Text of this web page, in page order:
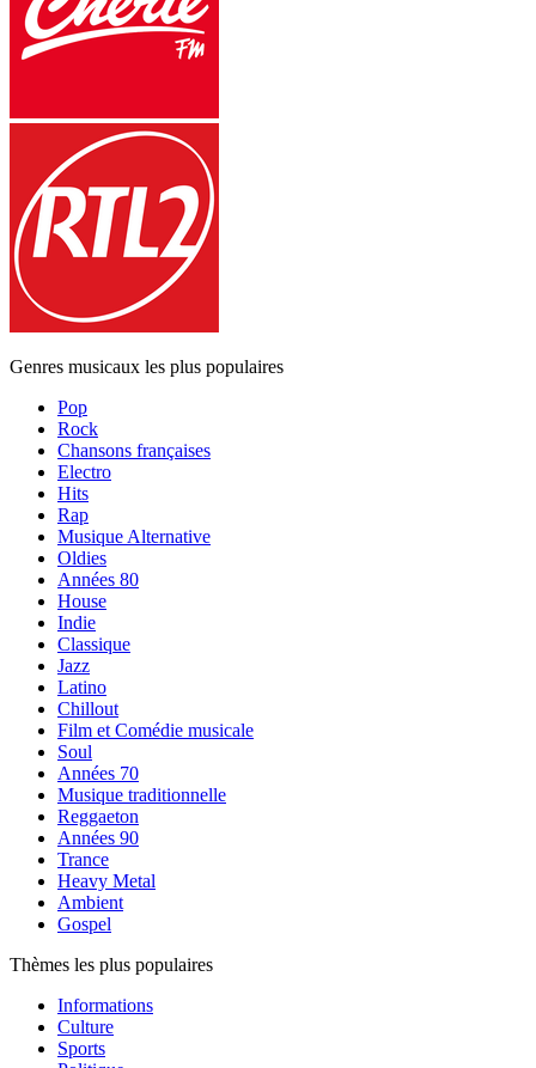
Genres musicaux les plus populaires
Pop
Rock
Chansons françaises
Electro
Hits
Rap
Musique Alternative
Oldies
Années 80
House
Indie
Classique
Jazz
Latino
Chillout
Film et Comédie musicale
Soul
Années 70
Musique traditionnelle
Reggaeton
Années 90
Trance
Heavy Metal
Ambient
Gospel
Thèmes les plus populaires
Informations
Culture
Sports